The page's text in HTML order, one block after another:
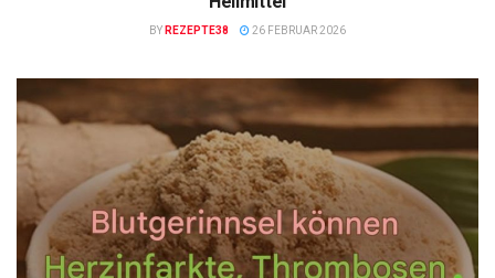
BY REZEPTE38 26 FEBRUAR 2026